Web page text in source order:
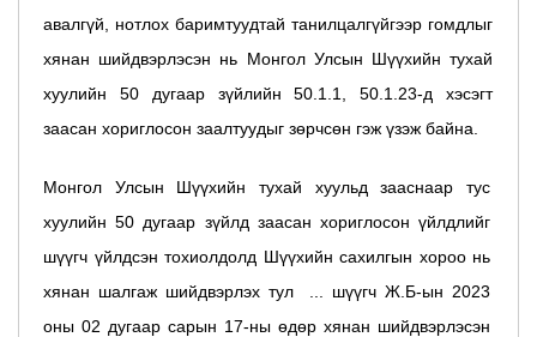
авалгүй, нотлох баримтуудтай танилцалгүйгээр гомдлыг
хянан шийдвэрлэсэн нь Монгол Улсын Шүүхийн тухай
хуулийн 50 дугаар зүйлийн 50.1.1, 50.1.23-д хэсэгт
заасан хориглосон заалтуудыг зөрчсөн гэж үзэж байна.
Монгол Улсын Шүүхийн тухай хуульд зааснаар тус
хуулийн 50 дугаар зүйлд заасан хориглосон үйлдлийг
шүүгч үйлдсэн тохиолдолд Шүүхийн сахилгын хороо нь
хянан шалгаж шийдвэрлэх тул ... шүүгч Ж.Б-ын 2023
оны 02 дугаар сарын 17-ны өдөр хянан шийдвэрлэсэн